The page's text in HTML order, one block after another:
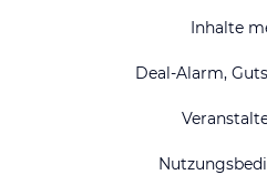
Inhalte
Deal-Alarm,